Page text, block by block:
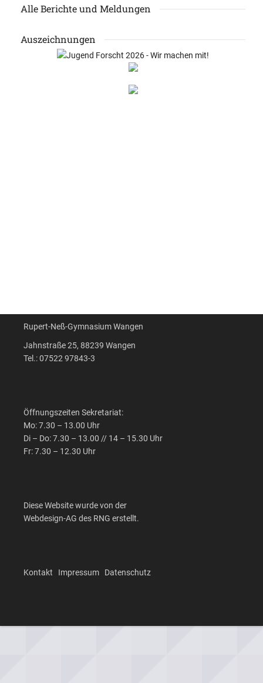
Alle Berichte und Meldungen
Auszeichnungen
Rupert-Neß-Gymnasium Wangen
Jahnstraße 25, 88239 Wangen
Tel.: 07522 97843-3
Öffnungszeiten Sekretariat:
Mo: 7.30 – 13.00 Uhr
Di – Do: 7.30 – 13.00 // 14 – 15.30 Uhr
Fr: 7.30 – 12.30 Uhr
Diese Website wurde von der
Webdesign-AG des RNG erstellt.
Kontakt Impressum Datenschutz